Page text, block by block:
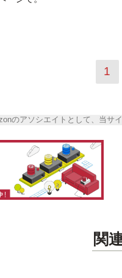
1
のアソシエイトとして、当サ
関